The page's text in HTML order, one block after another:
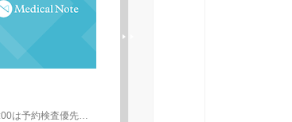
8:30～12:00 14:00～18:00 第1･3金曜は状況により変更になる場合あり 8:30～9:00は予約検査優先 臨時休診あり